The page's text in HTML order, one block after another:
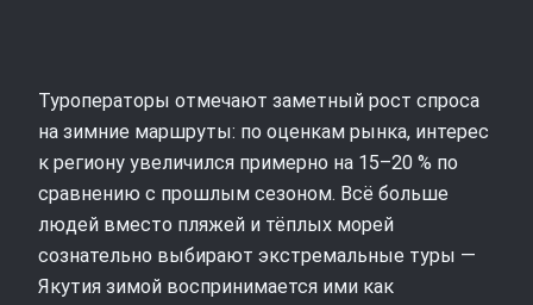
Туроператоры отмечают заметный рост спроса
на зимние маршруты: по оценкам рынка, интерес
к региону увеличился примерно на 15–20 % по
сравнению с прошлым сезоном. Всё больше
людей вместо пляжей и тёплых морей
сознательно выбирают экстремальные туры —
Якутия зимой воспринимается ими как